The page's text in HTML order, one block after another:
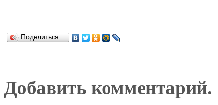
Поделиться…
Добавить комментарий.